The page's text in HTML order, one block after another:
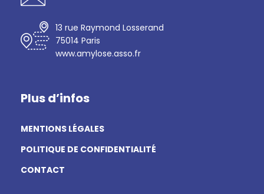
13 rue Raymond Losserand
75014 Paris
www.amylose.asso.fr
Plus d’infos
MENTIONS LÉGALES
POLITIQUE DE CONFIDENTIALITÉ
CONTACT